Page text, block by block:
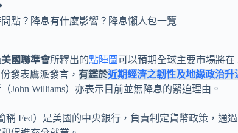
點？降息有什麼影響？降息懶人包一覽
美國聯準會所釋出的點陣圖 可以預期全球主要市場將在
發表鷹派發言， 有鑑於近期經濟之韌性及地緣政治升
John Williams）亦表示目前並無降息的緊迫理由。
稱 Fed）是美國的中央銀行，負責制定貨幣政策，通